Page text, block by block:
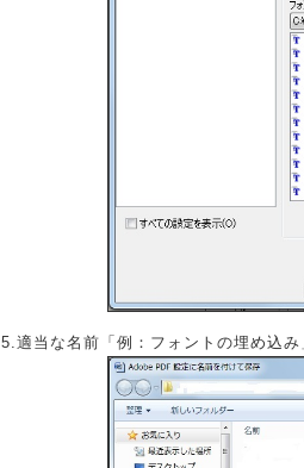
5.適当な名前「例：フォントの埋め込み